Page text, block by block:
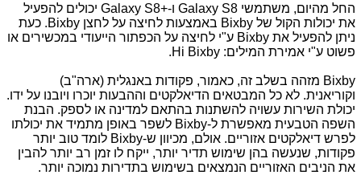
החל מהיום, משתמשי Galaxy S8 ו-Galaxy S8+ יכולים להפעיל
את יכולות הקול של Bixby באמצעות לחיצה על לחצן Bixby. כעת
ניתן להפעיל את Bixby ע"י לחיצה על הכפתור הייעודי במכשירים או
פשוט ע"י אמירת המילים: Hi Bixby
.
Bixby מזהה בשלב זה, כאמור, פקודות באנגלית (ארה"ב)
וקוריאנית. לא כל המבטאים הדיאלקטים וההבעות יוכרו ויובנו על ידו.
יכולת השירות עשויה להשתנות בהתאם למדינה או לספק. הבנת
השפה הטבעית מאפשרת ל-Bixby לשפר באופן מתמיד את יכולתו
לפרש דיאלקטים אזוריים. אולם, מכיוון ש-Bixby לומד טוב יותר
פקודות, שנעשה בהן שימוש תדיר יותר, ייקח לו זמן רב יותר להבין
את הניבים האזוריים הנמצאים בשימוש בתדירות נמוכה יותר.